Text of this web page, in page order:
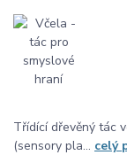
Třídící dřevěný tác
(sensory pla... celý